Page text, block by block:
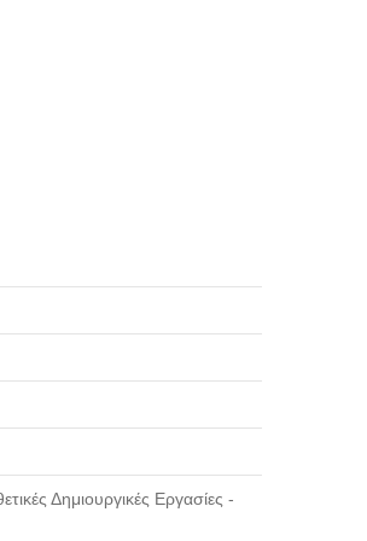
Δημιουργικές Εργασίες -